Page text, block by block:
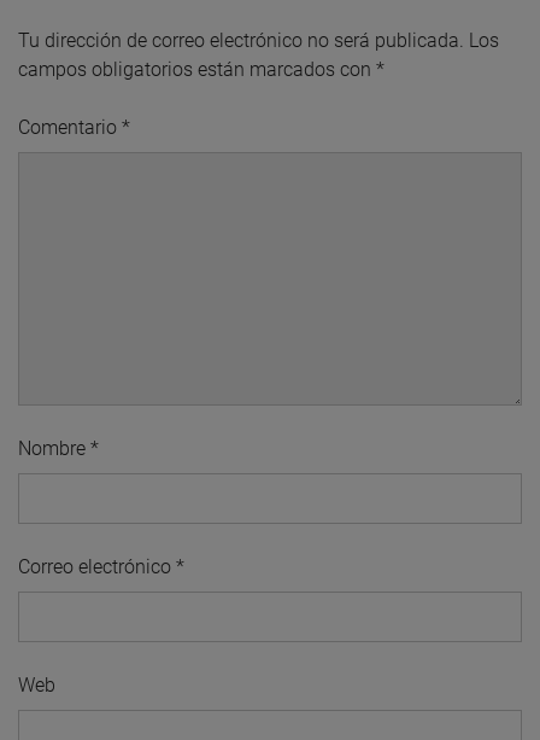
Tu dirección de correo electrónico no será publicada. Los
campos obligatorios están marcados con *
Comentario *
Nombre *
Correo electrónico *
Web